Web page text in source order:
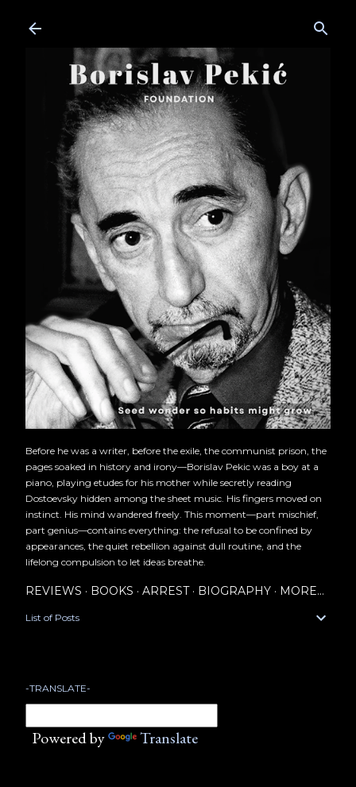
Before he was a writer, before the exile, the communist prison, the
pages soaked in history and irony—Borislav Pekic was a boy at a
piano, playing etudes for his mother while secretly reading
Dostoevsky hidden among the sheet music. His fingers moved on
instinct. His mind wandered freely. This moment—part mischief,
part genius—contains everything: the refusal to be confined by
appearances, the quiet rebellion against dull routine, and the
lifelong compulsion to let ideas breathe.
REVIEWS BOOKS ARREST BIOGRAPHY MORE…
List of Posts
-TRANSLATE-
Powered by Translate